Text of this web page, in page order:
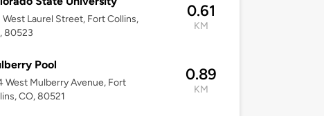
West Laurel Street, Fort Collins,
80523
0.61
KM
Pool
West Mulberry Avenue, Fort
CO, 80521
0.89
KM